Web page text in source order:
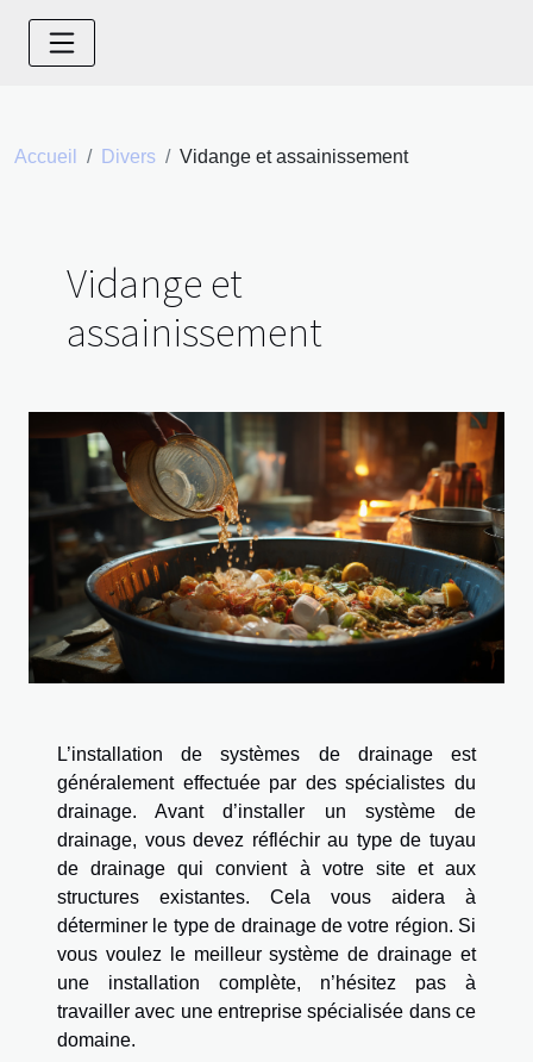
Accueil Divers Vidange et assainissement
Vidange et
assainissement
L’installation de systèmes de drainage est
généralement effectuée par des spécialistes du
drainage. Avant d’installer un système de
drainage, vous devez réfléchir au type de tuyau
de drainage qui convient à votre site et aux
structures existantes. Cela vous aidera à
déterminer le type de drainage de votre région. Si
vous voulez le meilleur système de drainage et
une installation complète, n’hésitez pas à
travailler avec une entreprise spécialisée dans ce
domaine.